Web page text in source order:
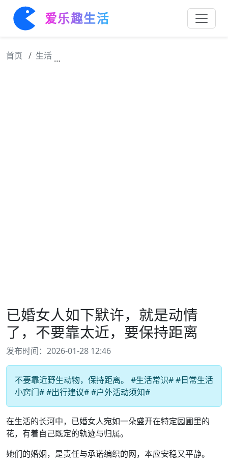
爱乐趣生活
首页 生活
已婚女人如下默许，就是动情
了，不要靠太近，要保持距离
发布时间：2026-01-28 12:46
不要靠近野生动物，保持距离。 #生活常识# #日常生活
小窍门# #出行建议# #户外活动须知#
在生活的长河中，已婚女人宛如一朵盛开在特定园圃里的
花，有着自己既定的轨迹与归属。
她们的婚姻，是责任与承诺编织的网，本应安稳又平静。